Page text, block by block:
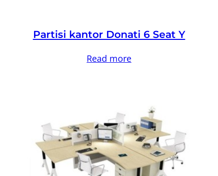
Partisi kantor Donati 6 Seat Y
Read more